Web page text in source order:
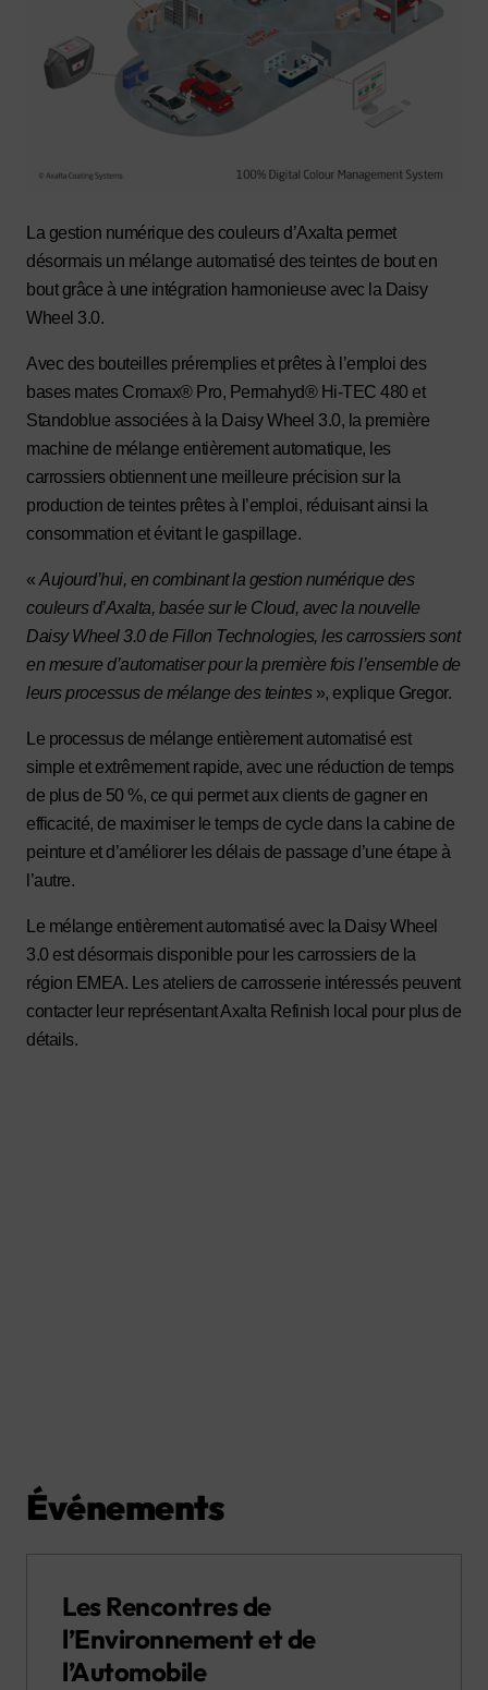
La gestion numérique des couleurs d’Axalta permet
désormais un mélange automatisé des teintes de bout en
bout grâce à une intégration harmonieuse avec la Daisy
Wheel 3.0.
Avec des bouteilles préremplies et prêtes à l’emploi des
bases mates Cromax® Pro, Permahyd® Hi-TEC 480 et
Standoblue associées à la Daisy Wheel 3.0, la première
machine de mélange entièrement automatique, les
carrossiers obtiennent une meilleure précision sur la
production de teintes prêtes à l’emploi, réduisant ainsi la
consommation et évitant le gaspillage.
« Aujourd’hui, en combinant la gestion numérique des
couleurs d’Axalta, basée sur le Cloud, avec la nouvelle
Daisy Wheel 3.0 de Fillon Technologies, les carrossiers sont
en mesure d’automatiser pour la première fois l’ensemble de
leurs processus de mélange des teintes», explique Gregor.
Le processus de mélange entièrement automatisé est
simple et extrêmement rapide, avec une réduction de temps
de plus de 50 %, ce qui permet aux clients de gagner en
efficacité, de maximiser le temps de cycle dans la cabine de
peinture et d’améliorer les délais de passage d’une étape à
l’autre.
Le mélange entièrement automatisé avec la Daisy Wheel
3.0 est désormais disponible pour les carrossiers de la
région EMEA. Les ateliers de carrosserie intéressés peuvent
contacter leur représentant Axalta Refinish local pour plus de
détails.
Événements
Les Rencontres de
l’Environnement et de
l’Automobile